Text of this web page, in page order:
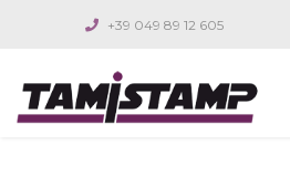
+39 049 89 12 605